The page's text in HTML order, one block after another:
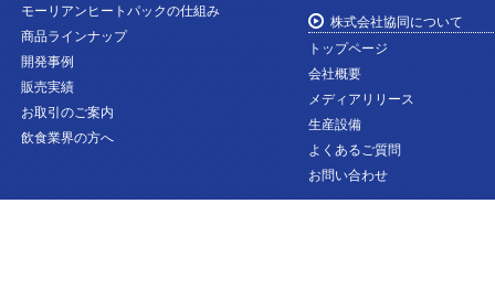
モーリアンヒートパックの仕組み
商品ラインナップ
開発事例
販売実績
お取引のご案内
飲食業界の方へ
株式会社協同について
トップページ
会社概要
メディアリリース
生産設備
よくあるご質問
お問い合わせ